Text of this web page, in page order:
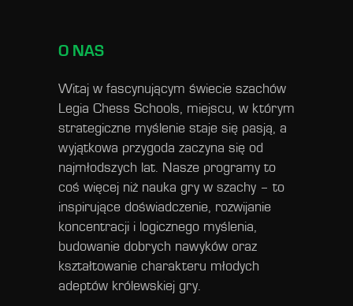
O NAS
Witaj w fascynującym świecie szachów
Legia Chess Schools, miejscu, w którym
strategiczne myślenie staje się pasją, a
wyjątkowa przygoda zaczyna się od
najmłodszych lat. Nasze programy to
coś więcej niż nauka gry w szachy – to
inspirujące doświadczenie, rozwijanie
koncentracji i logicznego myślenia,
budowanie dobrych nawyków oraz
kształtowanie charakteru młodych
adeptów królewskiej gry.